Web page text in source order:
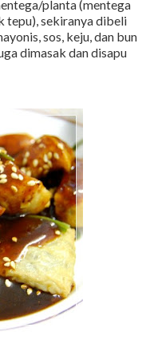
planta (mentega
tepu), sekiranya dibeli
sos, keju, dan bun
dimasak dan disapu